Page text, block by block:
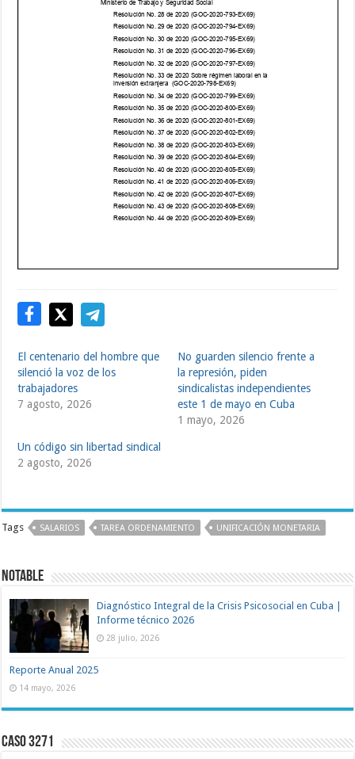
El centenario del hombre que
silenció la voz de los
trabajadores
7 agosto, 2026
No guarden silencio frente a
la represión, piden
sindicalistas independientes
este 1 de mayo en Cuba
1 mayo, 2026
Un código sin libertad sindical
2 agosto, 2026
Tags SALARIOS TAREA ORDENAMIENTO UNIFICACIÓN MONETARIA
NOTABLE
Diagnóstico Integral de la Crisis Psicosocial en Cuba |
Informe técnico 2026
28 julio, 2026
Reporte Anual 2025
14 mayo, 2026
Caso 3271